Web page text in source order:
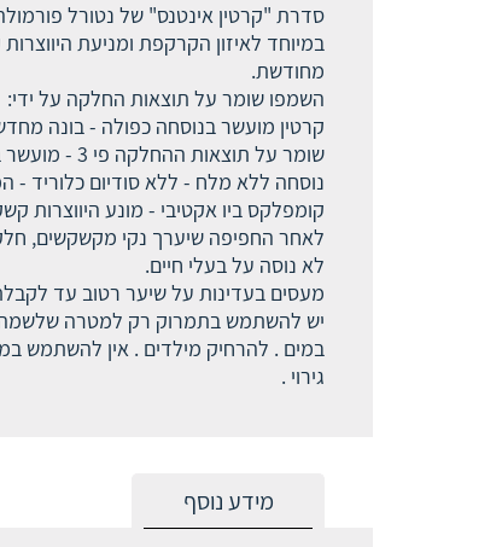
סדרת "קרטין אינטנס" של נטורל
במיוחד לאיזון הקרקפת ומניעת
מחודשת.
השמפו שומר על תוצאות החלקה על ידי:
קרטין מועשר בנוסחה כפולה - בונה
שומר על תוצאות ההחלקה פי 3 - מועשר בפנטנול המחזק את פעולת הקרטין. מגביר את עמידות השערה בפני שבירה, נזקי חום וכימקלים.
נוסחה ללא מלח - ללא סודיום כלוריד -
קומפלקס ביו אקטיבי - מונע היווצרות
לאחר החפיפה שיערך נקי מקשקשים,
לא נוסה על בעלי חיים.
מעסים בעדינות על שיער רטוב עד
יש להשתמש בתמרוק רק למטרה שלשמה
במים . להרחיק מילדים . אין להשתמש
גירוי .
מידע נוסף